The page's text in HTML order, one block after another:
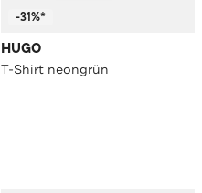
-31%*
HUGO
T-Shirt neongrün